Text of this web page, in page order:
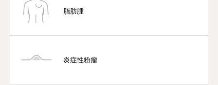
脂肪腫
炎症性粉瘤